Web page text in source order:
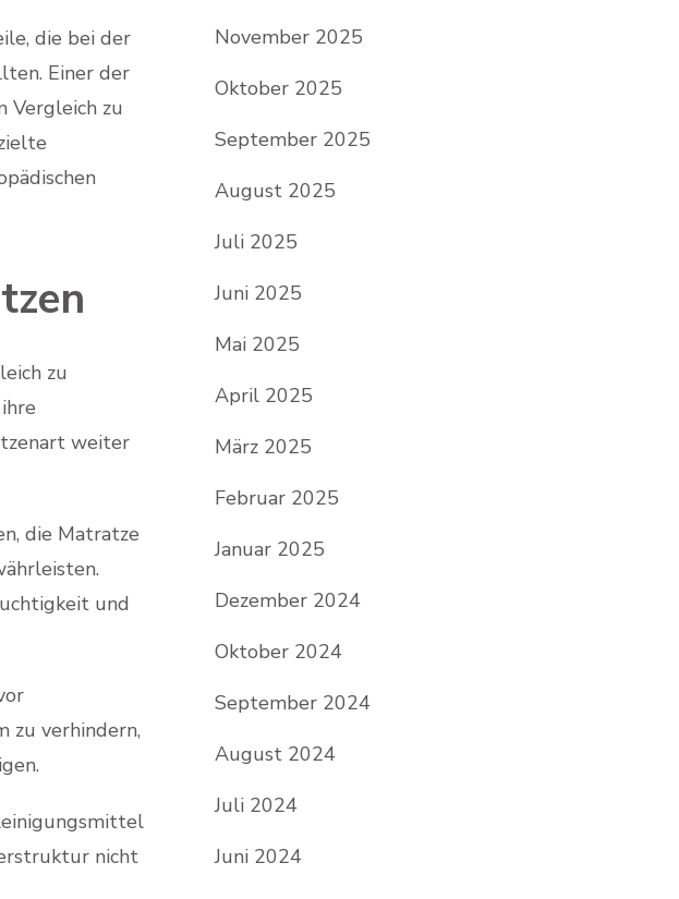
die bei der
Einer der
Vergleich zu
zu
weiter
die Matratze
und
zu verhindern,
nicht
November 2025
Oktober 2025
September 2025
August 2025
Juli 2025
Juni 2025
Mai 2025
April 2025
März 2025
Februar 2025
Januar 2025
Dezember 2024
Oktober 2024
September 2024
August 2024
Juli 2024
Juni 2024